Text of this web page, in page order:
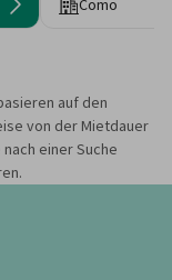
Como
auf den
von der Mietdauer
einer Suche